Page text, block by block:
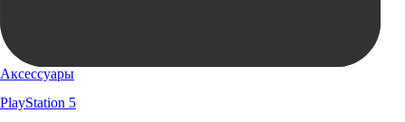
Аксессуары
PlayStation 5